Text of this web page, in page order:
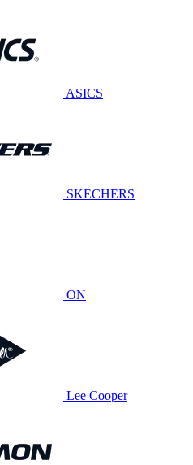
ASICS
SKECHERS
ON
Lee Cooper